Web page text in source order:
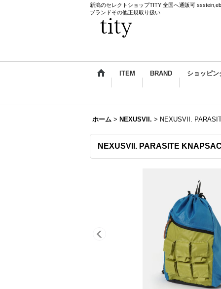
新潟のセレクトショップTITY 全国へ通販可
ブランドその他正規取り扱い
ITEM BRAND ショッピン
ホーム > NEXUSVII. > NEXUSVII.
NEXUSVII. PARASITE